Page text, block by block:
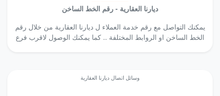
ديارنا العقارية - رقم الخط الساخن
يمكنك التواصل مع رقم خدمة العملاء ل ديارنا العقارية من خلال رقم
الخط الساخن او الروابط المختلفة .. كما يمكنك الوصول لاقرب فرع
وسائل اتصال ديارنا العقارية